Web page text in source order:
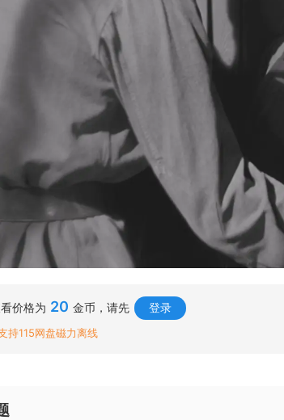
价格为 20 金币，请先 登录
持115网盘磁力离线